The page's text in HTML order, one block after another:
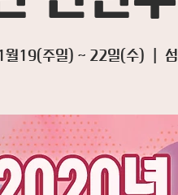
19(주일) ~ 22일(수)